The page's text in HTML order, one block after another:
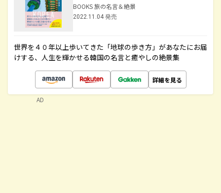
BOOKS 旅の名言＆絶景
2022.11.04 発売
世界を４０年以上歩いてきた「地球の歩き方」があなたにお届
けする、人生を輝かせる韓国の名言と癒やしの絶景集
詳細を見る
AD